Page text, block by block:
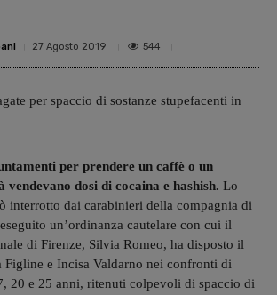
27 Agosto 2019 544
per spaccio di sostanze stupefacenti in
per prendere un caffè o un
dosi di cocaina e hashish. Lo
interrotto dai carabinieri della compagnia di
un’ordinanza cautelare con cui il
di Firenze, Silvia Romeo, ha disposto il
e Incisa Valdarno nei confronti di
20 e 25 anni, ritenuti colpevoli di spaccio di